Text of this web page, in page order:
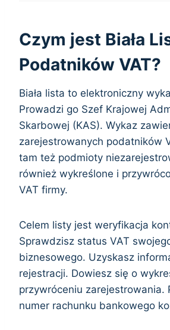
Czym jest Biała
Podatników VAT?
Biała lista to elektroniczny
Prowadzi go Szef Krajowej
Skarbowej (KAS). Wykaz
zarejestrowanych podatników
tam też podmioty
również wykreślone i
VAT firmy.
Celem listy jest weryfikacja
Sprawdzisz status VAT
biznesowego. Uzyskasz
rejestracji. Dowiesz się o
przywróceniu zarejestrowania.
numer rachunku bankowego